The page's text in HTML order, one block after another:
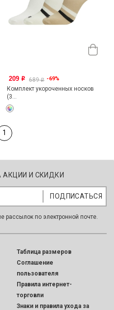
209 o 689o -69%
Комплект укороченных носков
(3...
1
И СКИДКИ
рассылок по электронной почте.
Таблица размеров
Соглашение
пользователя
Правила интернет-
торговли
Знаки и правила ухода за